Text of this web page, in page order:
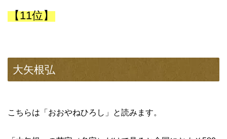
【11位】
大矢根弘
こちらは「おおやねひろし」と読みます。